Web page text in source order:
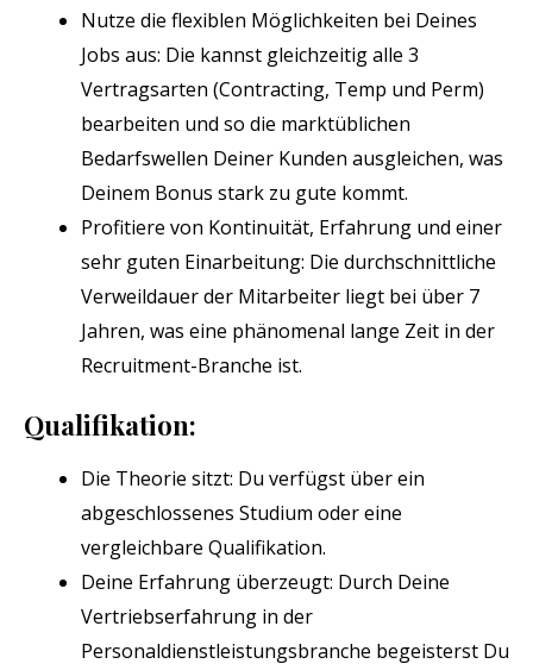
Nutze die flexiblen Möglichkeiten bei Deines
Jobs aus: Die kannst gleichzeitig alle 3
Vertragsarten (Contracting, Temp und Perm)
bearbeiten und so die marktüblichen
Bedarfswellen Deiner Kunden ausgleichen, was
Deinem Bonus stark zu gute kommt.
Profitiere von Kontinuität, Erfahrung und einer
sehr guten Einarbeitung: Die durchschnittliche
Verweildauer der Mitarbeiter liegt bei über 7
Jahren, was eine phänomenal lange Zeit in der
Recruitment-Branche ist.
Qualifikation:
Die Theorie sitzt: Du verfügst über ein
abgeschlossenes Studium oder eine
vergleichbare Qualifikation.
Deine Erfahrung überzeugt: Durch Deine
Vertriebserfahrung in der
Personaldienstleistungsbranche begeisterst Du